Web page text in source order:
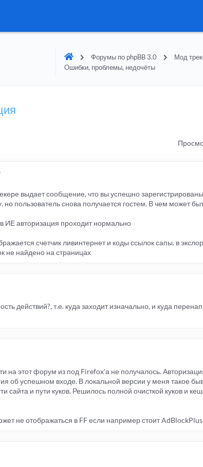
Форумы по phpBB 3.0
Мод
Ошибки, проблемы, недочёты
выдает сообщение, что вы успешно
пользователь снова получается гостем. В чем может
ИЕ авторизация проходит нормально
счетчик ливинтернет и коды ссылок сапы. в
не найдено на страницах
действий?, т.е. куда заходит изначально, и куда
на этот форум из под Firefox'а не получалось.
об успешном входе. В локальной версии у меня такое
сайта и пути куков. Решилось полной очисткой куков и
не отображаться в FF если например стоит